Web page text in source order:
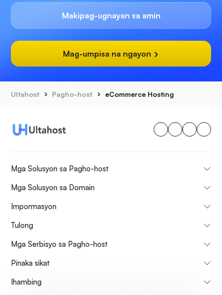
Makipag-ugnayan sa amin
Mag-umpisa na ngayon
Ultahost Pagho-host eCommerce Hosting
Mga Solusyon sa Pagho-host
Mga Solusyon sa Domain
Impormasyon
Tulong
Mga Serbisyo sa Pagho-host
Pinaka sikat
Ihambing